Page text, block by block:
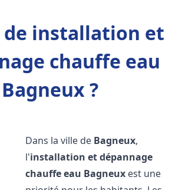
de installation et
chauffe eau
Bagneux ?
Dans la ville de Bagneux,
l'installation et dépannage
chauffe eau Bagneux est une